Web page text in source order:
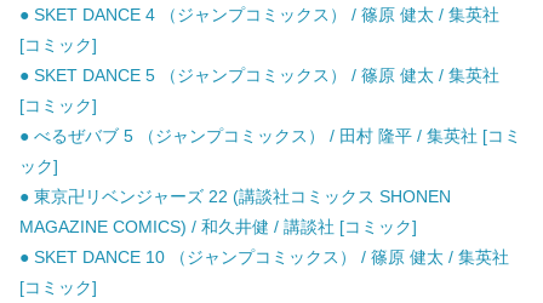
● SKET DANCE 4 （ジャンプコミックス） / 篠原 健太 / 集英社
[コミック]
● SKET DANCE 5 （ジャンプコミックス） / 篠原 健太 / 集英社
[コミック]
● べるぜバブ 5 （ジャンプコミックス） / 田村 隆平 / 集英社 [コミ
ック]
● 東京卍リベンジャーズ 22 (講談社コミックス SHONEN
MAGAZINE COMICS) / 和久井健 / 講談社 [コミック]
● SKET DANCE 10 （ジャンプコミックス） / 篠原 健太 / 集英社
[コミック]